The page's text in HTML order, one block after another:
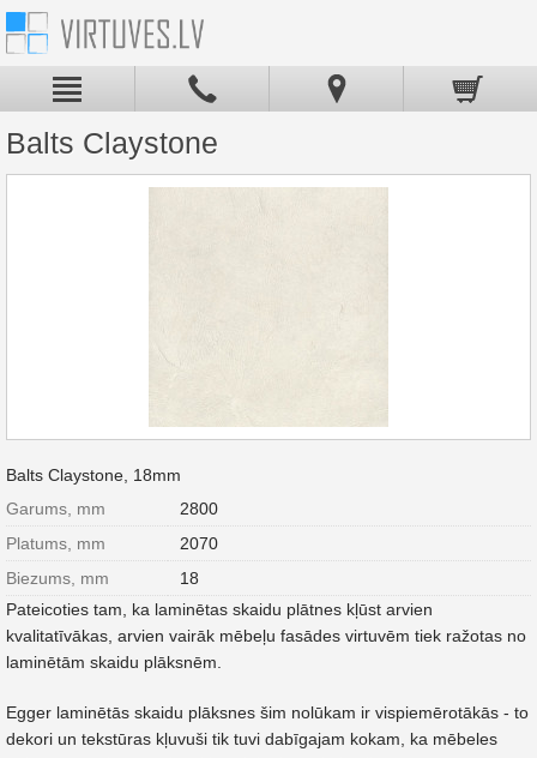
Balts Claystone
Balts Claystone, 18mm
Garums, mm
2800
Platums, mm
2070
Biezums, mm
18
Pateicoties tam, ka laminētas skaidu plātnes kļūst arvien
kvalitatīvākas, arvien vairāk mēbeļu fasādes virtuvēm tiek ražotas no
laminētām skaidu plāksnēm.
Egger laminētās skaidu plāksnes šim nolūkam ir vispiemērotākās - to
dekori un tekstūras kļuvuši tik tuvi dabīgajam kokam, ka mēbeles